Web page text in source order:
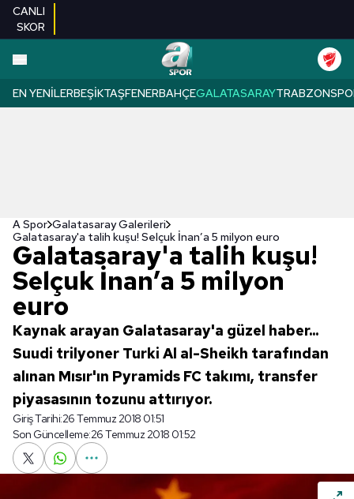
CANLI
SKOR
EN YENILERBEŞIKTAŞFENERBAHÇEGALATASARAY
A Spor Galatasaray Galerileri
Galatasaray'a talih kuşu! Selçuk İnan’a 5 milyon euro
Galatasaray'a talih kuşu!
Selçuk İnan’a 5 milyon
euro
Kaynak arayan Galatasaray'a güzel haber...
Suudi trilyoner Turki Al al-Sheikh tarafından
alınan Mısır'ın Pyramids FC takımı, transfer
piyasasının tozunu attırıyor.
Giriş Tarihi:26 Temmuz 2018 01:51
Son Güncelleme:26 Temmuz 2018 01:52